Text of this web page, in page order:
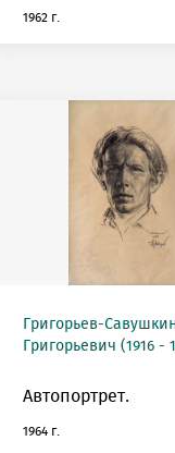
1962 г.
Григорьев-
Григорьевич (1916 -
Автопортрет.
1964 г.